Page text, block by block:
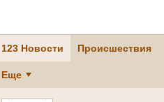
123 Новости Происшествия
Еще